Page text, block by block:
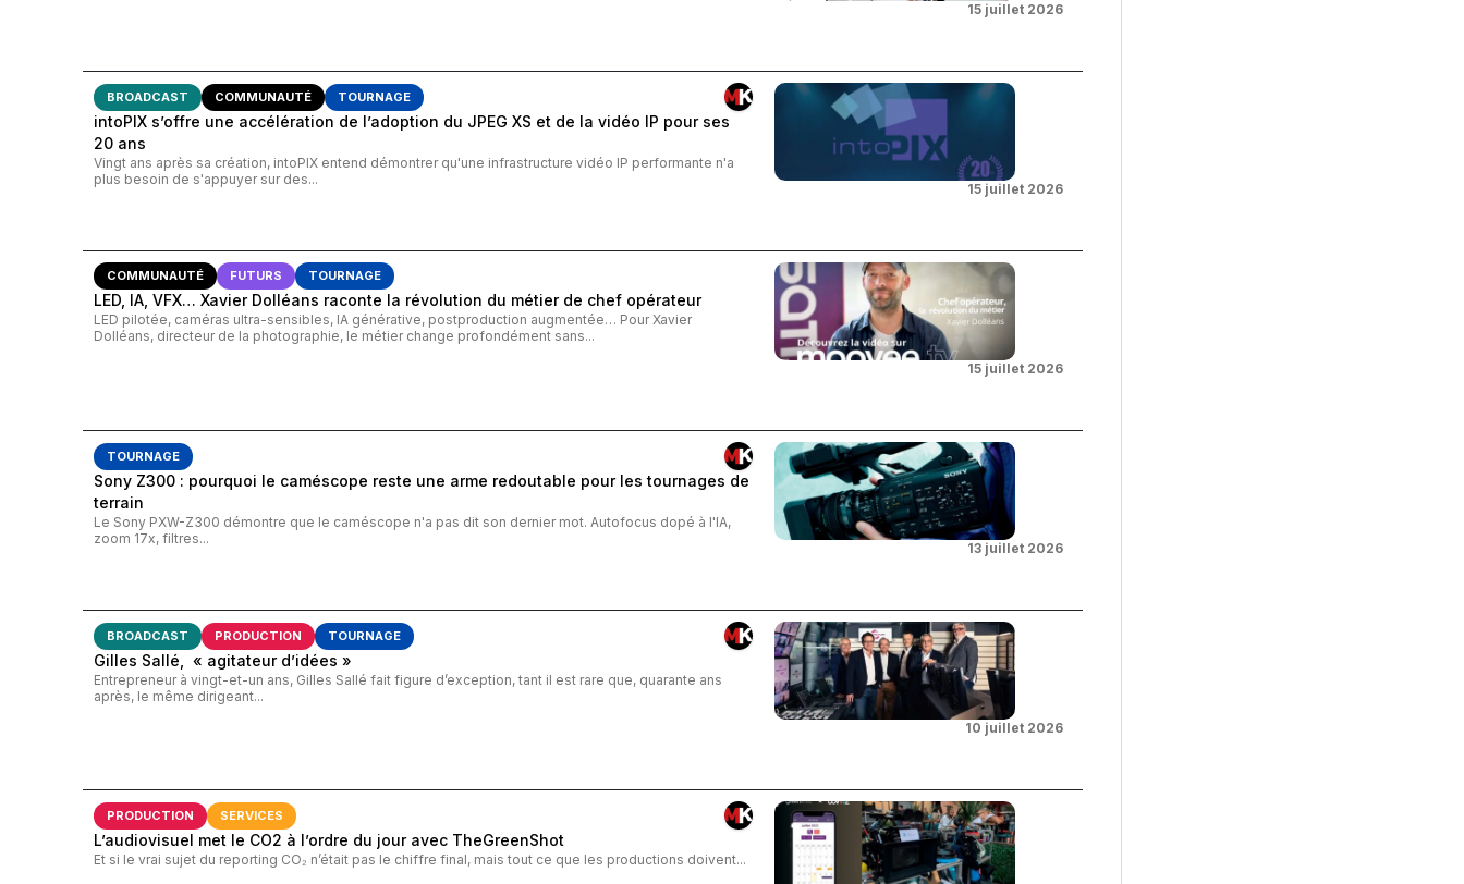
15 juillet 2026
BROADCAST COMMUNAUTÉ TOURNAGE
intoPIX s’offre une accélération de l’adoption du JPEG XS et de la vidéo IP pour ses
20 ans
Vingt ans après sa création, intoPIX entend démontrer qu'une infrastructure vidéo IP performante n'a
plus besoin de s'appuyer sur des...
15 juillet 2026
COMMUNAUTÉ FUTURS TOURNAGE
LED, IA, VFX… Xavier Dolléans raconte la révolution du métier de chef opérateur
LED pilotée, caméras ultra-sensibles, IA générative, postproduction augmentée… Pour Xavier
Dolléans, directeur de la photographie, le métier change profondément sans...
15 juillet 2026
TOURNAGE
Sony Z300 : pourquoi le caméscope reste une arme redoutable pour les tournages de
terrain
Le Sony PXW-Z300 démontre que le caméscope n'a pas dit son dernier mot. Autofocus dopé à l'IA,
zoom 17x, filtres...
13 juillet 2026
BROADCAST PRODUCTION TOURNAGE
Gilles Sallé, « agitateur d’idées »
Entrepreneur à vingt-et-un ans, Gilles Sallé fait figure d’exception, tant il est rare que, quarante ans
après, le même dirigeant...
10 juillet 2026
PRODUCTION SERVICES
L’audiovisuel met le CO2 à l’ordre du jour avec TheGreenShot
Et si le vrai sujet du reporting CO₂ n’était pas le chiffre final, mais tout ce que les productions doivent...